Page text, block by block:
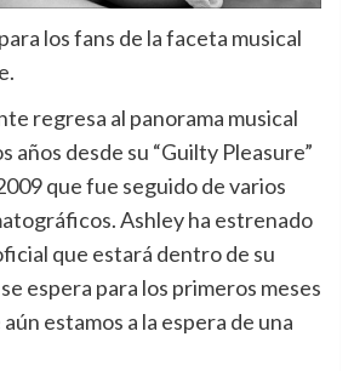
los fans de la faceta musical
regresa al panorama musical
años desde su “Guilty Pleasure”
que fue seguido de varios
Ashley ha estrenado
que estará dentro de su
espera para los primeros meses
estamos a la espera de una